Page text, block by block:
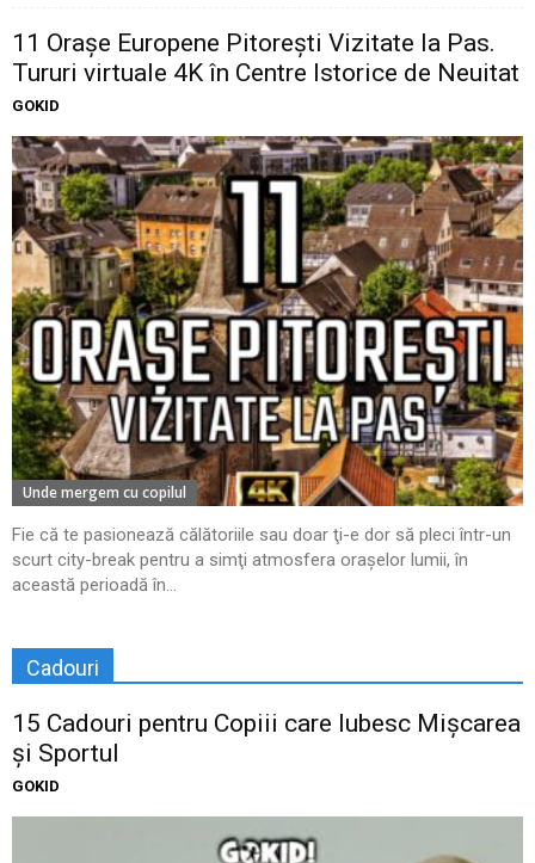
11 Oraşe Europene Pitoreşti Vizitate la Pas.
Tururi virtuale 4K în Centre Istorice de Neuitat
GOKID
Unde mergem cu copilul
Fie că te pasionează călătoriile sau doar ţi-e dor să pleci într-un
scurt city-break pentru a simţi atmosfera oraşelor lumii, în
această perioadă în...
Cadouri
15 Cadouri pentru Copiii care Iubesc Mișcarea
și Sportul
GOKID